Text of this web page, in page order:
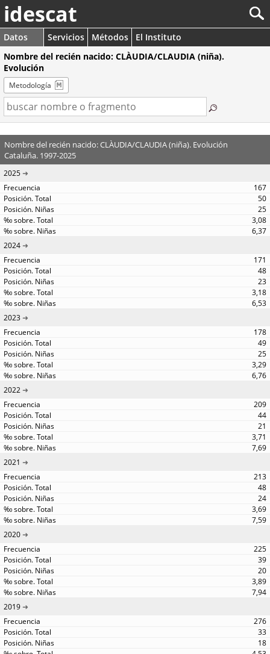
idescat
Datos Servicios Métodos
El Instituto
Nombre del recién nacido: CLÀUDIA/CLAUDIA (niña).
Evolución
Metodología
Nombre del recién nacido: CLÀUDIA/CLAUDIA (niña). Evolución
Cataluña. 1997-2025
2025
167
50
25
3,08
6,37
2024
171
48
23
3,18
6,53
2023
178
49
25
3,29
6,76
2022
209
44
21
3,71
7,69
2021
213
48
24
3,69
7,59
2020
225
39
20
3,89
7,94
2019
276
33
18